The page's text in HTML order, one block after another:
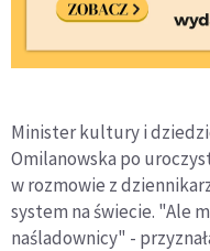
Minister kultury i
Omilanowska po
w rozmowie z
system na świecie. "Ale
naśladownicy" -